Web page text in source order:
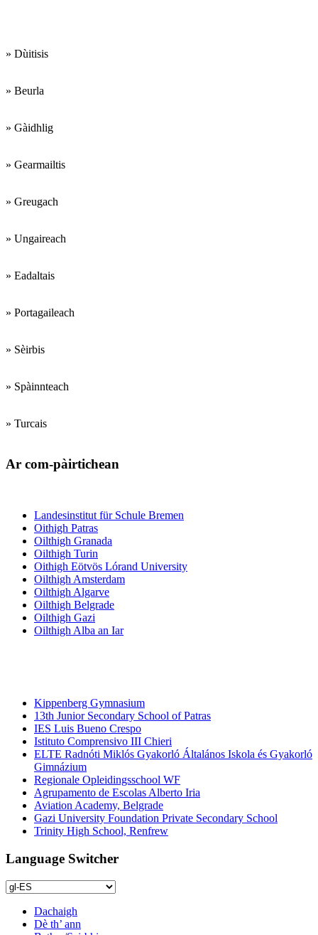
» Dùitisis
» Beurla
» Gàidhlig
» Gearmailtis
» Greugach
» Ungaireach
» Eadaltais
» Portagaileach
» Sèirbis
» Spàinnteach
» Turcais
Ar com-pàirtichean
Landesinstitut für Schule Bremen
Oithigh Patras
Oilthigh Granada
Oilthigh Turin
Oithigh Eötvös Lórand University
Oilthigh Amsterdam
Oilthigh Algarve
Oilthigh Belgrade
Oilthigh Gazi
Oilthigh Alba an Iar
Kippenberg Gymnasium
13th Junior Secondary School of Patras
IES Luis Bueno Crespo
Istituto Comprensivo III Chieri
ELTE Radnóti Miklós Gyakorló Általános Iskola és Gyakorló
Gimnázium
Regionale Opleidingsschool WF
Agrupamento de Escolas Alberto Iria
Aviation Academy, Belgrade
Gazi University Foundation Private Secondary School
Trinity High School, Renfrew
Language Switcher
Dachaigh
Dè th’ ann